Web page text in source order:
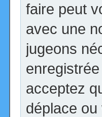
faire peut
avec une
jugeons
acceptez
déplace ou